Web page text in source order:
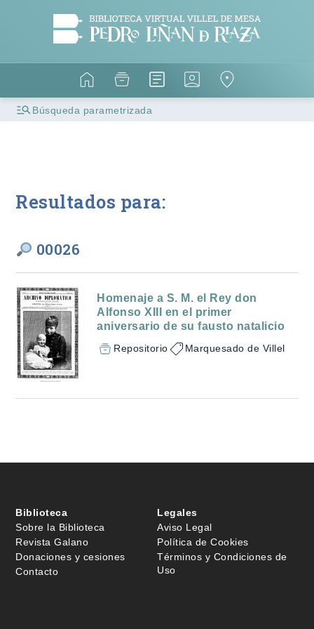
Búsqueda parametrizada
Resultados para:
00026
Homenaje a S. M. el Rey don
Alfonso XIII en el primer
aniversario de su fausto natalicio
Repositorio Marquesado de Villel
Biblioteca
Sobre la Biblioteca
Revista Galano
Donaciones y cesiones
Contacto
Legales
Aviso Legal
Política de Cookies
Términos y Condiciones de
Uso